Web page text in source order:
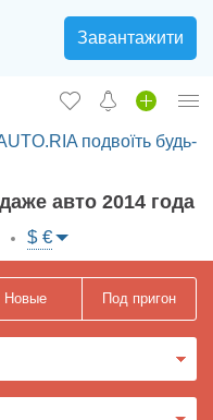
Завантажити
подвоїть будь-
авто 2014 года
$ €
Новые Под пригон